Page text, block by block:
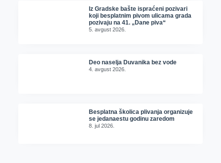
Iz Gradske bašte ispraćeni pozivari
koji besplatnim pivom ulicama grada
pozivaju na 41. „Dane piva“
5. avgust 2026.
Deo naselja Duvanika bez vode
4. avgust 2026.
Besplatna školica plivanja organizuje
se jedanaestu godinu zaredom
8. jul 2026.